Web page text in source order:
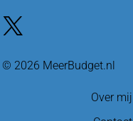
© 2026 MeerBudget.nl
Over mij